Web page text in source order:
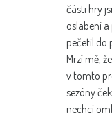
části hry
oslabení
pečetil do
Mrzí mě,
v tomto
sezóny
nechci